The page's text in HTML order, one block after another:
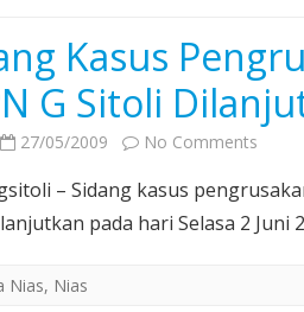
Kasus
G Sitoli
27/05/2009 No Comments
Kasus
– Sidang kasus
pada hari Selasa 2
Nias, Nias